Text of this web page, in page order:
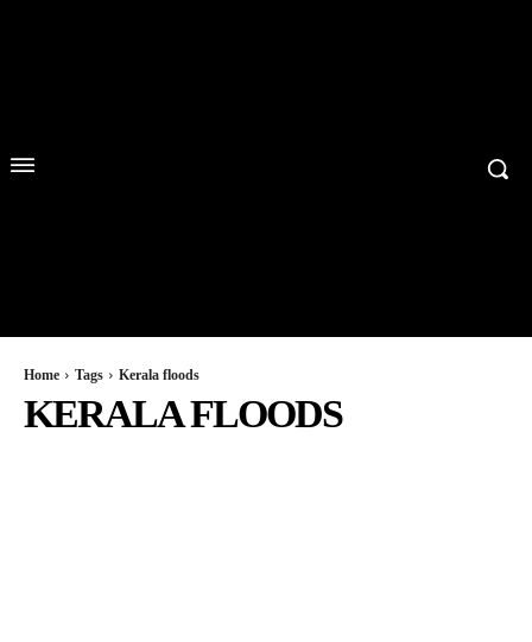
Home Tags Kerala floods
KERALA FLOODS